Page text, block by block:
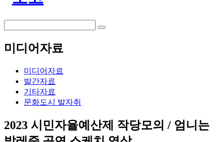
미디어자료
미디어자료
발간자료
기타자료
문화도시 발자취
2023 시민자율예산제 작당모의 / 엄니는